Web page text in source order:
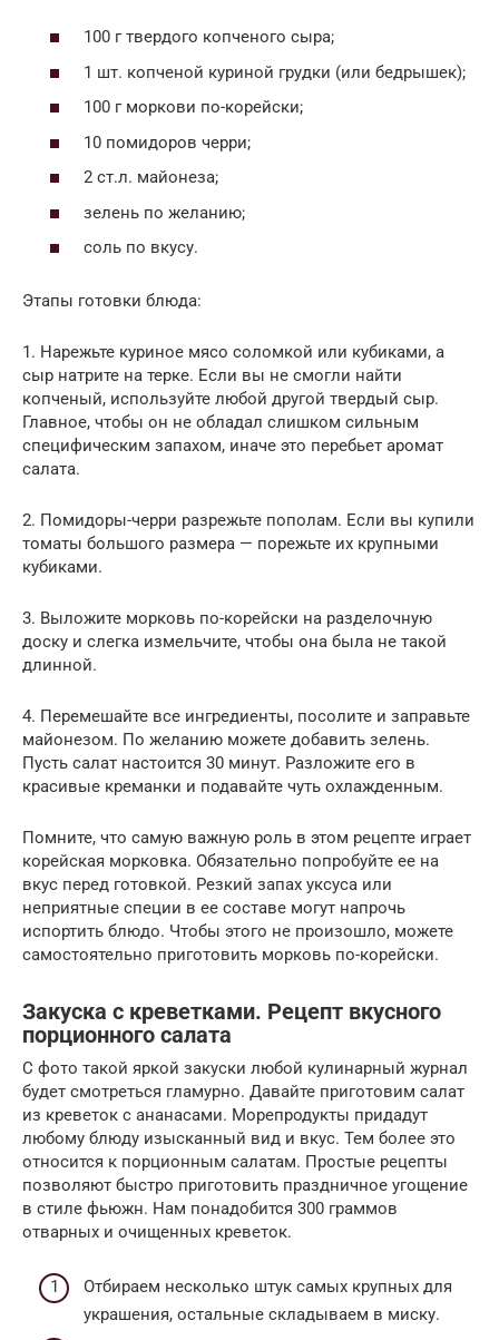
100 г твердого копченого сыра;
1 шт. копченой куриной грудки (или бедрышек);
100 г моркови по-корейски;
10 помидоров черри;
2 ст.л. майонеза;
зелень по желанию;
соль по вкусу.
Этапы готовки блюда:
1. Нарежьте куриное мясо соломкой или кубиками, а
сыр натрите на терке. Если вы не смогли найти
копченый, используйте любой другой твердый сыр.
Главное, чтобы он не обладал слишком сильным
специфическим запахом, иначе это перебьет аромат
салата.
2. Помидоры-черри разрежьте пополам. Если вы купили
томаты большого размера — порежьте их крупными
кубиками.
3. Выложите морковь по-корейски на разделочную
доску и слегка измельчите, чтобы она была не такой
длинной.
4. Перемешайте все ингредиенты, посолите и заправьте
майонезом. По желанию можете добавить зелень.
Пусть салат настоится 30 минут. Разложите его в
красивые креманки и подавайте чуть охлажденным.
Помните, что самую важную роль в этом рецепте играет
корейская морковка. Обязательно попробуйте ее на
вкус перед готовкой. Резкий запах уксуса или
неприятные специи в ее составе могут напрочь
испортить блюдо. Чтобы этого не произошло, можете
самостоятельно приготовить морковь по-корейски.
Закуска с креветками. Рецепт вкусного
порционного салата
С фото такой яркой закуски любой кулинарный журнал
будет смотреться гламурно. Давайте приготовим салат
из креветок с ананасами. Морепродукты придадут
любому блюду изысканный вид и вкус. Тем более это
относится к порционным салатам. Простые рецепты
позволяют быстро приготовить праздничное угощение
в стиле фьюжн. Нам понадобится 300 граммов
отварных и очищенных креветок.
Отбираем несколько штук самых крупных для
украшения, остальные складываем в миску.